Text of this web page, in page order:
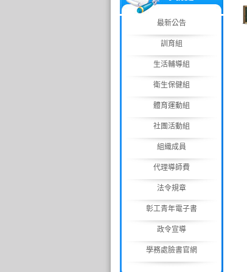
最新公告
訓育組
生活輔導組
衛生保健組
體育運動組
社團活動組
組織成員
代理導師費
法令規章
彰工青年電子書
政令宣導
學務處臉書官網